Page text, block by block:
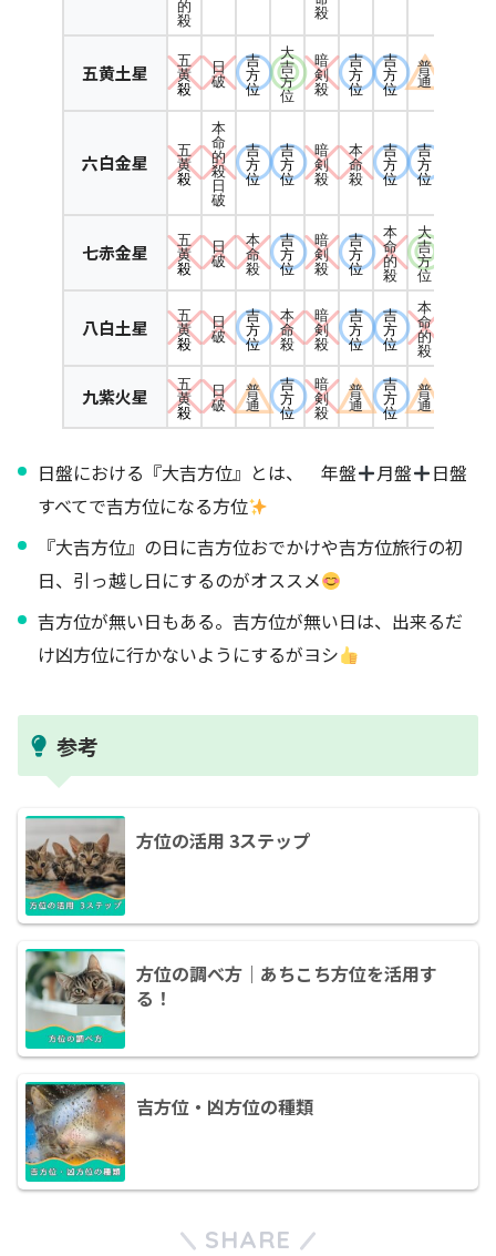
的
殺
殺
五黄土星
五
黄
殺
日
破
吉
方
位
大
吉
方
位
暗
剣
殺
吉
方
位
吉
方
位
普
通
六白金星
五
黄
殺
本
命
的
殺
日
破
吉
方
位
吉
方
位
暗
剣
殺
本
命
殺
吉
方
位
吉
方
位
七赤金星
五
黄
殺
日
破
本
命
殺
吉
方
位
暗
剣
殺
吉
方
位
本
命
的
殺
大
吉
方
位
八白土星
五
黄
殺
日
破
吉
方
位
本
命
殺
暗
剣
殺
吉
方
位
吉
方
位
本
命
的
殺
九紫火星
五
黄
殺
日
破
普
通
吉
方
位
暗
剣
殺
普
通
吉
方
位
普
通
日盤における『大吉方位』とは、 年盤 月盤
日盤
すべてで吉方位になる方位
『大吉方位』の日に吉方位おでかけや吉方位旅行の初
日、引っ越し日にするのがオススメ
吉方位が無い日もある。吉方位が無い日は、出来るだ
け凶方位に行かないようにするがヨシ
参考
方位の活用 3ステップ
方位の調べ方｜あちこち方位を活用す
る！
吉方位・凶方位の種類
SHARE